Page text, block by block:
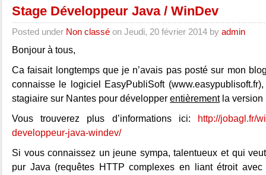
Stage Développeur Java / WinDev
Posted under Non classé on Jeudi, 20 février 2014 by admin
Bonjour à tous,
Ca faisait longtemps que je n’avais pas posté sur mon
connaisse le logiciel EasyPubliSoft
stagiaire sur Nantes pour développer entièrementla version
Vous trouverez plus d’informations ici: http://jobagl.fr/
developpeur-java-windev/
Si vous connaissez un jeune sympa, talentueux et qui
pur Java (requêtes HTTP complexes en liant étroit avec